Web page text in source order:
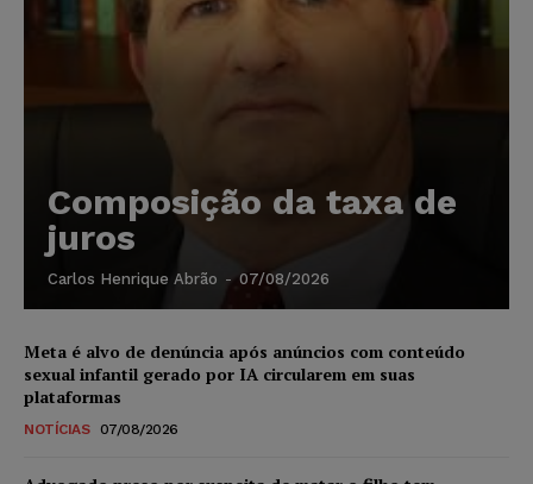
Composição da taxa de
juros
Carlos Henrique Abrão - 07/08/2026
Meta é alvo de denúncia após anúncios com conteúdo
sexual infantil gerado por IA circularem em suas
plataformas
NOTÍCIAS 07/08/2026